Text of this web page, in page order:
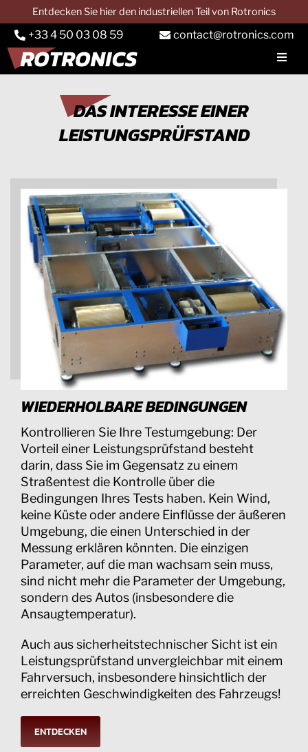
to
content
Entdecken Sie hier den industriellen Teil von Rotronics
+33 4 50 03 08 59 contact@rotronics.com
LEISTUNGSPRÜFSTAND
Dienstleistungen
Anwendungen
Kontakt
DAS INTERESSE EINER
LEISTUNGSPRÜFSTAND
WIEDERHOLBARE BEDINGUNGEN
Kontrollieren Sie Ihre Testumgebung: Der
Vorteil einer Leistungsprüfstand besteht
darin, dass Sie im Gegensatz zu einem
Straßentest die Kontrolle über die
Bedingungen Ihres Tests haben. Kein Wind,
keine Küste oder andere Einflüsse der äußeren
Umgebung, die einen Unterschied in der
Messung erklären könnten. Die einzigen
Parameter, auf die man wachsam sein muss,
sind nicht mehr die Parameter der Umgebung,
sondern des Autos (insbesondere die
Ansaugtemperatur).
Auch aus sicherheitstechnischer Sicht ist ein
Leistungsprüfstand unvergleichbar mit einem
Fahrversuch, insbesondere hinsichtlich der
erreichten Geschwindigkeiten des Fahrzeugs!
ENTDECKEN